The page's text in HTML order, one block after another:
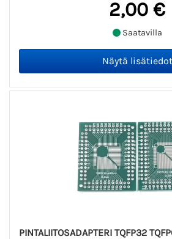
2,00 €
Saatavilla
PINTALIITOSADAPTERI TQFP32